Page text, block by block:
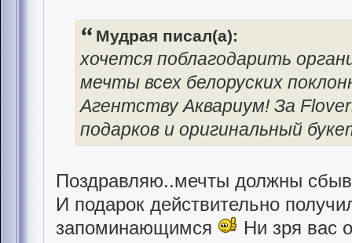
Мудрая писал(а):
хочется поблагодарить
мечты всех белоруских
Агентству Аквариум! За
подарков и оригинальный
Поздравляю..мечты должны
И подарок действительно
запоминающимся
Ни зря вас